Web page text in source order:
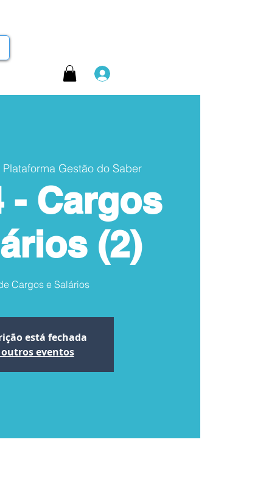
Plataforma Gestão do Saber
- Cargos
(2)
Cargos e Salários
está fechada
outros eventos